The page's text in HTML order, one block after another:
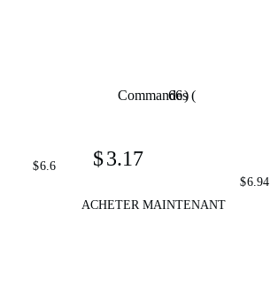
VQYSKO – bague de conception multi-
  ACHETER MAINTENANT
  $
  3.17
  $
  6.6
  Commandes (
  66
  )
  $
  6.94